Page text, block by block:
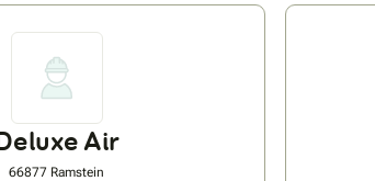
Air
66877 Ramstein